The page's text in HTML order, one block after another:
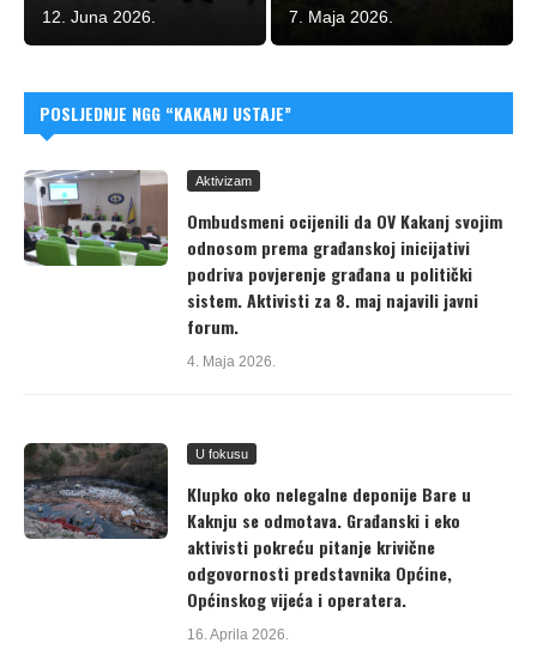
12. Juna 2026. 7. Maja 2026.
POSLJEDNJE NGG “KAKANJ USTAJE”
Aktivizam
Ombudsmeni ocijenili da OV Kakanj svojim
odnosom prema građanskoj inicijativi
podriva povjerenje građana u politički
sistem. Aktivisti za 8. maj najavili javni
forum.
4. Maja 2026.
U fokusu
Klupko oko nelegalne deponije Bare u
Kaknju se odmotava. Građanski i eko
aktivisti pokreću pitanje krivične
odgovornosti predstavnika Općine,
Općinskog vijeća i operatera.
16. Aprila 2026.